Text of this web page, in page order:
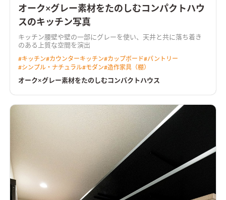
オーク×グレー素材をたのしむコンパクトハウ
スのキッチン写真
キッチン腰壁や壁の一部にグレーを使い、天井と共に落ち着き
のある上質な空間を演出
#キッチン#カウンターキッチン#カップボード#パントリー
#シンプル・ナチュラル#モダン#造作家具（棚）
オーク×グレー素材をたのしむコンパクトハウス